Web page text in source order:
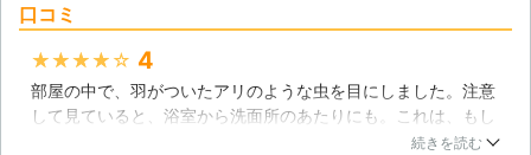
陥れる危険性があります。日本でよく
見かけるシロアリは主に『ヤマトシロ
アリ』次いで、『イエシロアリ』とあ
口コミ
★★★★★ 4
部屋の中で、羽がついたアリのような虫を目にしました。注意
して見ていると、浴室から洗面所のあたりにも。これは、もし
かしたらシロアリ？と思い、相談を受けてくださる業者を探す
続きを読む